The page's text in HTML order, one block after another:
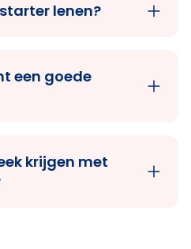
lenen?
een goede
krijgen met